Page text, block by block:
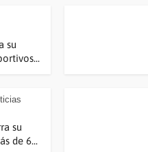
su
su
de 6...